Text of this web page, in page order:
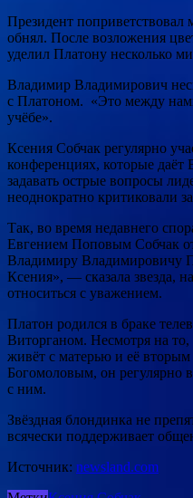
Президент поприветствовал
обнял. После возложения
уделил Платону несколько
Владимир Владимирович
с Платоном. «Это между
учёбе».
Ксения Собчак регулярно
конференциях, которые
задавать острые вопросы
неоднократно критиковали
Так, во время недавнего
Евгением Поповым Собчак
Владимиру Владимировичу
Ксения», — сказала звезда,
относиться с уважением.
Платон родился в браке
Виторганом. Несмотря на то,
живёт с матерью и её
Богомоловым, он регулярно
с ним.
Звёздная блондинка не
всячески поддерживает
Источник: newsland.com